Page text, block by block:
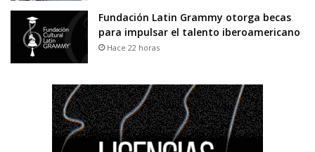
Fundación Latin Grammy otorga becas
para impulsar el talento iberoamericano
Hace 22 horas